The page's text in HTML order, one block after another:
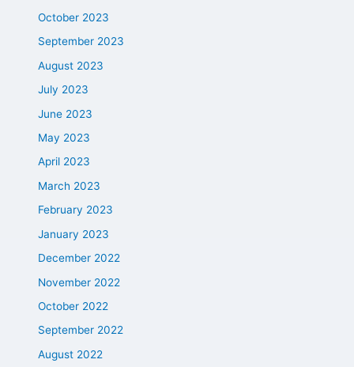
October 2023
September 2023
August 2023
July 2023
June 2023
May 2023
April 2023
March 2023
February 2023
January 2023
December 2022
November 2022
October 2022
September 2022
August 2022